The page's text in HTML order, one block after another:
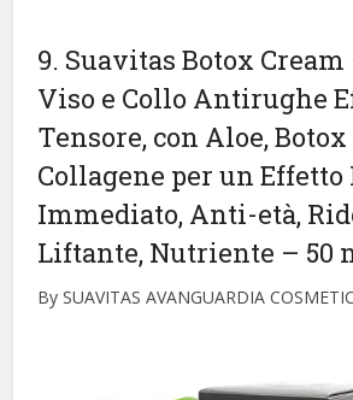
9. Suavitas Botox
Viso e Collo Antirughe
Tensore, con Aloe,
Collagene per un
Immediato, Anti-età,
Liftante, Nutriente – 50
By SUAVITAS AVANGUARDIA